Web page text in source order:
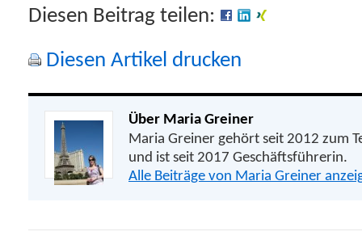
Diesen Beitrag teilen:
Diesen Artikel drucken
Über Maria Greiner
Maria Greiner gehört seit 2012 zum
und ist seit 2017 Geschäftsführerin.
Alle Beiträge von Maria Greiner